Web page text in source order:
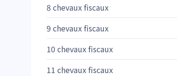
8 chevaux fiscaux
9 chevaux fiscaux
10 chevaux fiscaux
11 chevaux fiscaux